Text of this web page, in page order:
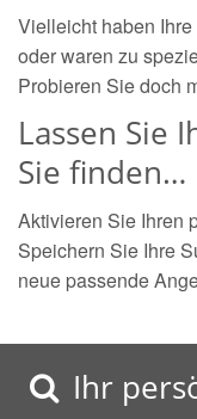
Vielleicht haben
oder waren zu
Probieren Sie doch
Lassen Sie
Sie finden…
Aktivieren Sie Ihren
Speichern Sie Ihre
neue passende
Ihr